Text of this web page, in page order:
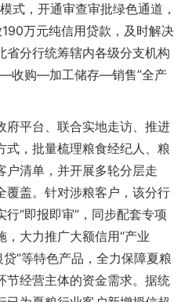
式，开通审查审批绿色通道，
万元纯信用贷款，及时解决
省分行统筹辖内各级分支机构
—收购—加工储存—销售”全产
平台、联合实地走访、推进
式，批量梳理粮食经纪人、粮
户清单，并开展多轮分层走
覆盖。针对涉粮客户，该分行
“即报即审”，同步配套专项
大力推广大额信用“产业
”等特色产品，全力保障夏粮
节经营主体的资金需求。据统